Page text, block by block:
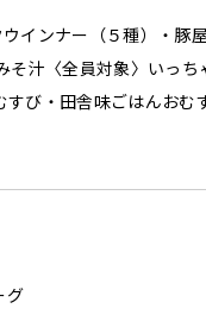
インナー（５種）・豚
そ汁〈全員対象〉いっち
び・田舎味ごはんおむ
グ